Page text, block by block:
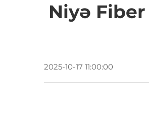
Niyə
2025-10-17 11:00:00